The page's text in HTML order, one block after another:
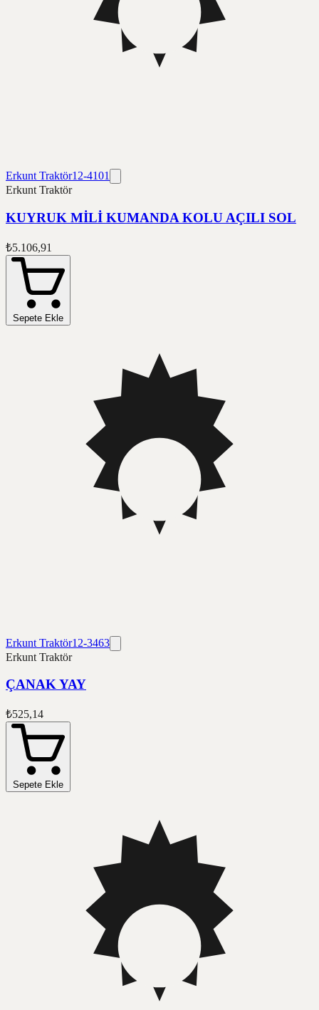
Erkunt Traktör12-4101
Erkunt Traktör
KUYRUK MİLİ KUMANDA KOLU AÇILI SOL
₺5.106,91
Sepete Ekle
Erkunt Traktör12-3463
Erkunt Traktör
ÇANAK YAY
₺525,14
Sepete Ekle